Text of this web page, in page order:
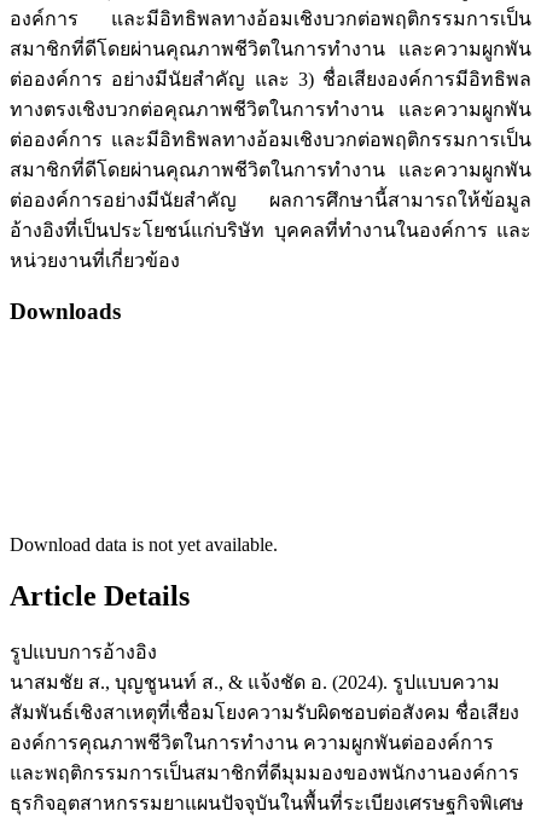
องค์การ และมีอิทธิพลทางอ้อมเชิงบวกต่อพฤติกรรมการเป็น
สมาชิกที่ดีโดยผ่านคุณภาพชีวิตในการทำงาน และความผูกพัน
ต่อองค์การ อย่างมีนัยสำคัญ และ 3) ชื่อเสียงองค์การมีอิทธิพล
ทางตรงเชิงบวกต่อคุณภาพชีวิตในการทำงาน และความผูกพัน
ต่อองค์การ และมีอิทธิพลทางอ้อมเชิงบวกต่อพฤติกรรมการเป็น
สมาชิกที่ดีโดยผ่านคุณภาพชีวิตในการทำงาน และความผูกพัน
ต่อองค์การอย่างมีนัยสำคัญ ผลการศึกษานี้สามารถให้ข้อมูล
อ้างอิงที่เป็นประโยชน์แก่บริษัท บุคคลที่ทำงานในองค์การ และ
หน่วยงานที่เกี่ยวข้อง
Downloads
Download data is not yet available.
Article Details
รูปแบบการอ้างอิง
นาสมชัย ส., บุญชูนนท์ ส., & แจ้งชัด อ. (2024). รูปแบบความ
สัมพันธ์เชิงสาเหตุที่เชื่อมโยงความรับผิดชอบต่อสังคม ชื่อเสียง
องค์การคุณภาพชีวิตในการทำงาน ความผูกพันต่อองค์การ
และพฤติกรรมการเป็นสมาชิกที่ดีมุมมองของพนักงานองค์การ
ธุรกิจอุตสาหกรรมยาแผนปัจจุบันในพื้นที่ระเบียงเศรษฐกิจพิเศษ